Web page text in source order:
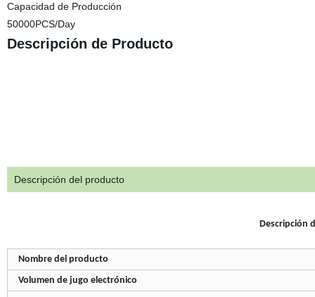
Capacidad de Producción
50000PCS/Day
Descripción de Producto
Descripción del producto
Descripción
Nombre del producto
Volumen de jugo electrónico